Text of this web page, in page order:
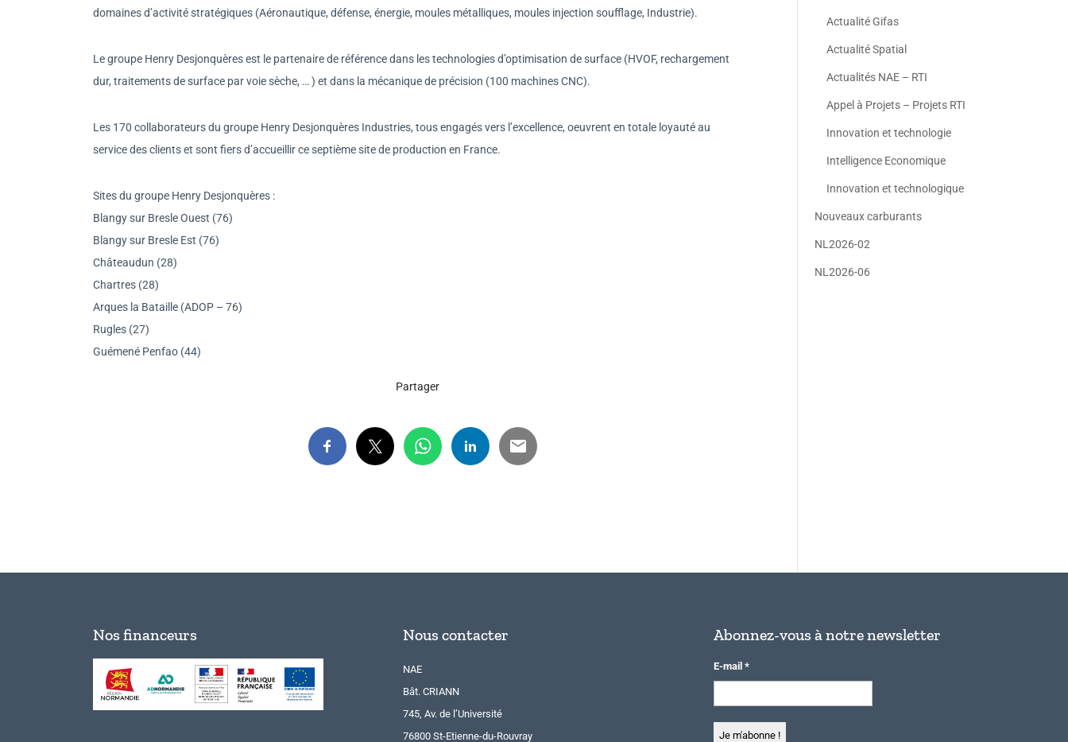
domaines d’activité stratégiques (Aéronautique, défense, énergie, moules métalliques, moules injection soufflage, Industrie).
Le groupe Henry Desjonquères est le partenaire de référence dans les technologies d’optimisation de surface (HVOF, rechargement
dur, traitements de surface par voie sèche, … ) et dans la mécanique de précision (100 machines CNC).
Les 170 collaborateurs du groupe Henry Desjonquères Industries, tous engagés vers l’excellence, oeuvrent en totale loyauté au
service des clients et sont fiers d’accueillir ce septième site de production en France.
Sites du groupe Henry Desjonquères :
Blangy sur Bresle Ouest (76)
Blangy sur Bresle Est (76)
Châteaudun (28)
Chartres (28)
Arques la Bataille (ADOP – 76)
Rugles (27)
Guémené Penfao (44)
Partager
Actualité Gifas
Actualité Spatial
Actualités NAE – RTI
Appel à Projets – Projets RTI
Innovation et technologie
Intelligence Economique
Innovation et technologique
Nouveaux carburants
NL2026-02
NL2026-06
Nos financeurs Nous contacter
NAE
Bât. CRIANN
745, Av. de l’Université
76800 St-Etienne-du-Rouvray
Abonnez-vous à notre newsletter
E-mail *